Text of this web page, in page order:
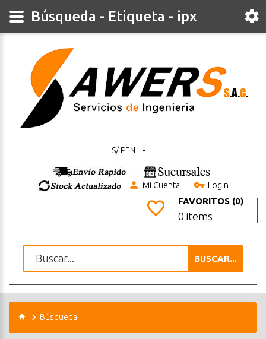
S/ PEN
Mi Cuenta Login
FAVORITOS (0)
0 items
BUSCAR...
Búsqueda
Búsqueda - Etiqueta - ipx